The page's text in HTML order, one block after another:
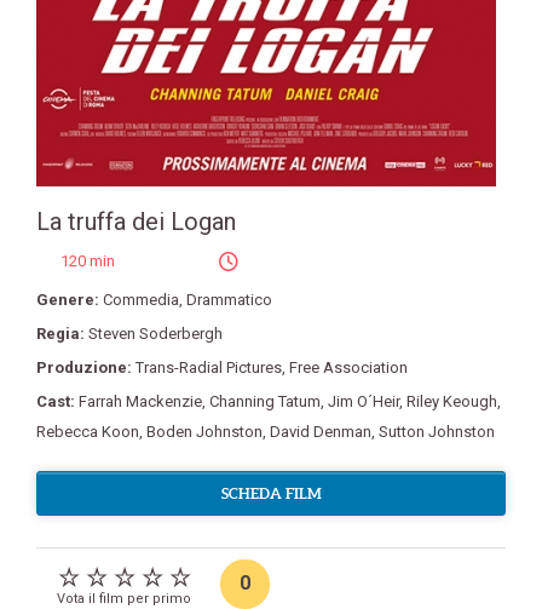
La truffa dei Logan
120 min
Genere: Commedia Drammatico
Regia: Steven Soderbergh
Produzione:Trans-Radial Pictures Free Association
Cast: Farrah Mackenzie Channing Tatum Jim O´Heir, Riley Keough
Rebecca Koon Boden Johnston David Denman Sutton Johnston
SCHEDA FILM
Vota il film per primo
0